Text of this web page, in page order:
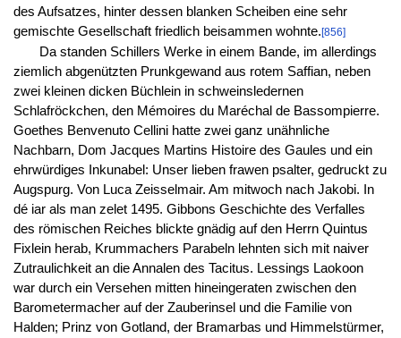
des Aufsatzes, hinter dessen blanken Scheiben eine sehr
gemischte Gesellschaft friedlich beisammen wohnte.[856]
Da standen Schillers Werke in einem Bande, im allerdings
ziemlich abgenützten Prunkgewand aus rotem Saffian, neben
zwei kleinen dicken Büchlein in schweinsledernen
Schlafröckchen, den Mémoires du Maréchal de Bassompierre.
Goethes Benvenuto Cellini hatte zwei ganz unähnliche
Nachbarn, Dom Jacques Martins Histoire des Gaules und ein
ehrwürdiges Inkunabel: Unser lieben frawen psalter, gedruckt zu
Augspurg. Von Luca Zeisselmair. Am mitwoch nach Jakobi. In
dé iar als man zelet 1495. Gibbons Geschichte des Verfalles
des römischen Reiches blickte gnädig auf den Herrn Quintus
Fixlein herab, Krummachers Parabeln lehnten sich mit naiver
Zutraulichkeit an die Annalen des Tacitus. Lessings Laokoon
war durch ein Versehen mitten hineingeraten zwischen den
Barometermacher auf der Zauberinsel und die Familie von
Halden; Prinz von Gotland, der Bramarbas und Himmelstürmer,